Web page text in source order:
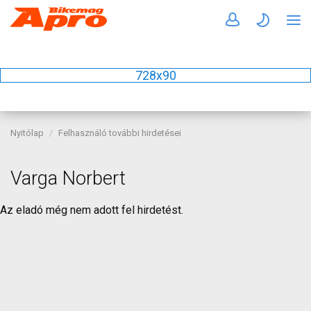
728x90
Nyitólap Felhasználó további hirdetései
Varga Norbert
Az eladó még nem adott fel hirdetést.